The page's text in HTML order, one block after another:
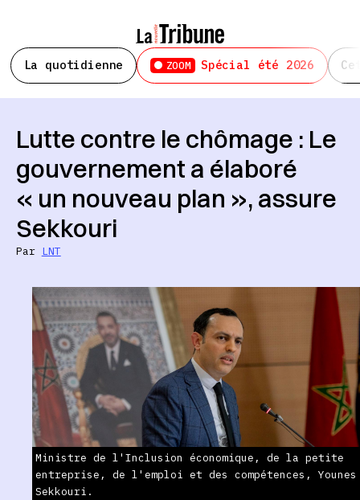
La quotidienne ZOOM Spécial été 2026
Lutte contre le chômage : Le
gouvernement a élaboré
« un nouveau plan », assure
Sekkouri
Par LNT
Ministre de l'Inclusion économique, de la petite
entreprise, de l'emploi et des compétences, Younes
Sekkouri.